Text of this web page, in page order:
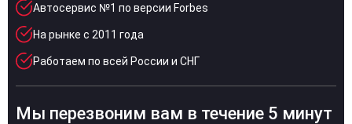
Автосервис №1 по версии Forbes
На рынке с 2011 года
Работаем по всей России и СНГ
Мы перезвоним вам в течение 5 минут